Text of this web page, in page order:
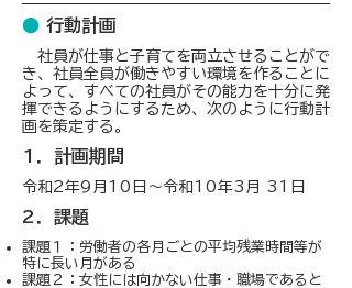
● 行動計画
社員が仕事と子育てを両立させることがで
き、社員全員が働きやすい環境を作ることに
よって、すべての社員がその能力を十分に発
揮できるようにするため、次のように行動計
画を策定する。
1．計画期間
令和2年9月10日～令和10年3月 31日
2．課題
課題１：労働者の各月ごとの平均残業時間等が
特に長い月がある
課題２：女性には向かない仕事・職場であると